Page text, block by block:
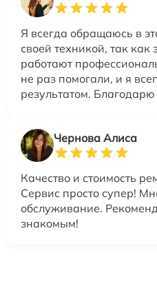
Я всегда обращаюсь в
своей техникой, так как
работают
не раз помогали, и я
результатом.
Чернова Алиса
Качество и стоимость
Сервис просто супер!
обслуживание.
знакомым!